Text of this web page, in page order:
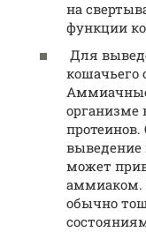
на
функции
Для
кошачьего
Аммиачные
организме
выведение
может
аммиаком.
обычно